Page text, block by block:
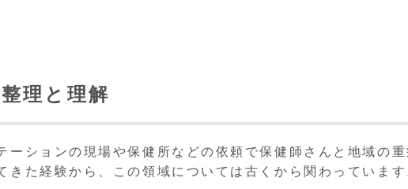
理と理解
ーションの現場や保健所などの依頼で保健師さんと地域の重
きた経験から、この領域については古くから関わっています